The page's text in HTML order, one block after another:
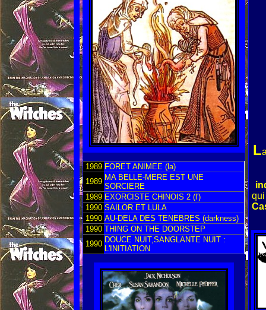
1989 FORET ANIMEE (la)
1989 MA BELLE-MERE EST UNE
SORCIERE
1989 EXORCISTE CHINOIS 2 (l')
1990 SAILOR ET LULA
1990 AU-DELA DES TENEBRES (darkness)
1990 THING ON THE DOORSTEP
1990 DOUCE NUIT,SANGLANTE NUIT :
L'INITIATION
L
qui